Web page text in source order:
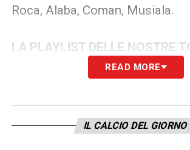
Roca, Alaba, Coman, Musiala.
LA PLAYLIST DELLE NOSTRE
READ MORE
IL CALCIO DEL GIORNO